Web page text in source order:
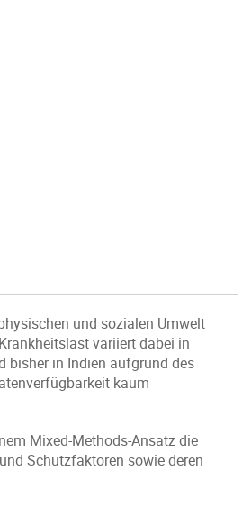
und sozialen Umwelt
variiert dabei in
bisher in Indien aufgrund des
kaum
Mixed-Methods-Ansatz die
Schutzfaktoren sowie deren